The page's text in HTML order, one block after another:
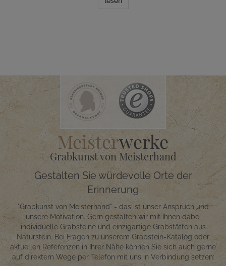
Meisterwerke
Grabkunst von Meisterhand
Gestalten Sie würdevolle Orte der
Erinnerung
"Grabkunst von Meisterhand" - das ist unser Anspruch und
unsere Motivation. Gern gestalten wir mit Ihnen dabei
individuelle Grabsteine und einzigartige Grabstätten aus
Naturstein. Bei Fragen zu unserem Grabstein-Katalog oder
aktuellen Referenzen in Ihrer Nähe können Sie sich auch gerne
auf direktem Wege per Telefon mit uns in Verbindung setzen: